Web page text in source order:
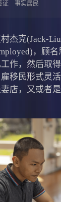
证 事实居民
杰克(Jack-
，顾
作，然后取
移民形式灵
店，又或者